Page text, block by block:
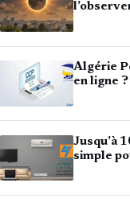
Algérie
en ligne
Jusqu’à
simple